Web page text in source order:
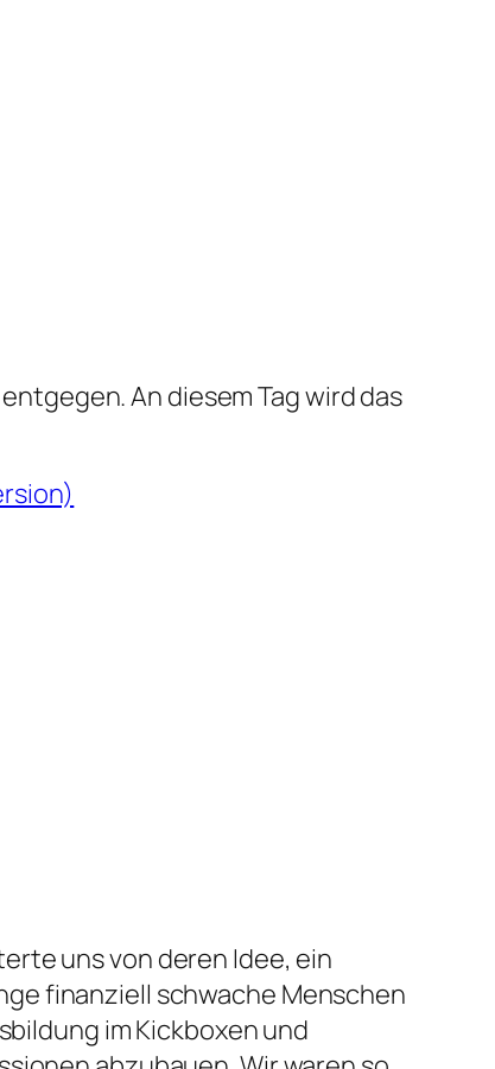
An diesem Tag wird das
uns von deren Idee, ein
finanziell schwache Menschen
im Kickboxen und